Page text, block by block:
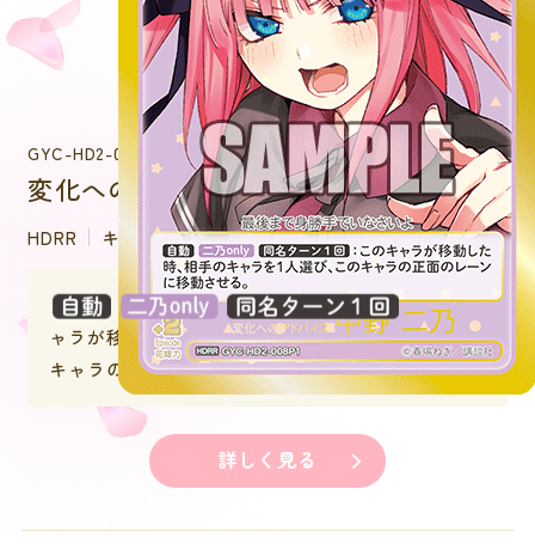
GYC-HD2-008P1
変化へのアドバイス 中野 二乃
HDRR キャラクター
：このキ
ャラが移動した時、相手のキャラを１人選び、この
キャラの正面のレーンに移動させる。
詳しく見る